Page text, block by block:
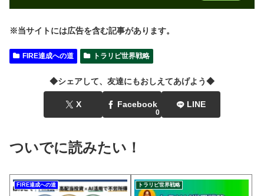
※当サイトには広告を含む記事があります。
FIRE達成への道 トラリピ世界戦略
◆シェアして、友達にもおしえてあげよう◆
X Facebook
0
LINE
ついでに読みたい！
FIRE達成への道 トラリピ世界戦略